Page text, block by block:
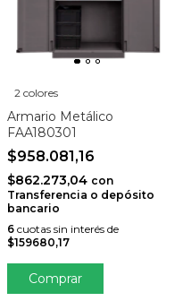
2 colores
Armario Metálico
FAA180301
$958.081,16
$862.273,04 con
Transferencia o depósito
bancario
6cuotas sin interés de
$159680,17
Comprar